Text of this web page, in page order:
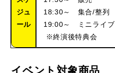
ジュ
ール
18:30～ 集合/整列
19:00～ ミニライブ
※終演後特典会
イベント対象商品